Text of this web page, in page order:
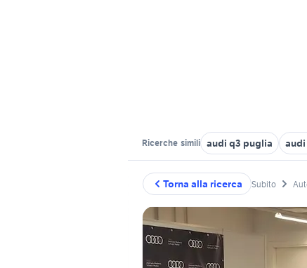
Ricerche simili audi q3 puglia
Torna alla ricerca Subito